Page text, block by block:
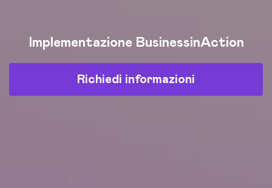
Implementazione BusinessinAction
Richiedi informazioni